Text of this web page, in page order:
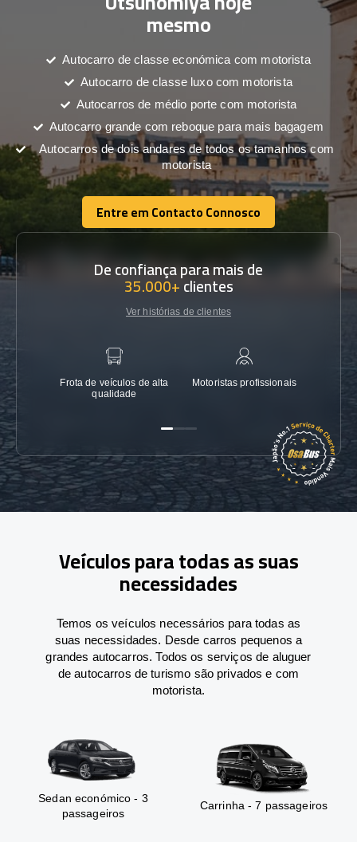
mesmo
Autocarro de classe económica com motorista
Autocarro de classe luxo com motorista
Autocarros de médio porte com motorista
Autocarro grande com reboque para mais bagagem
Autocarros de dois andares de todos os tamanhos com
motorista
Entre em Contacto Connosco
Entre em Contacto Connosco
De confiança para mais de
35.000+clientes
Ver histórias de clientes
Frota de veículos de alta
qualidade
Motoristas profissionais
Veículos para todas as suas
necessidades
Temos os veículos necessários para todas as
suas necessidades. Desde carros pequenos a
grandes autocarros. Todos os serviços de aluguer
de autocarros de turismo são privados e com
motorista.
Sedan económico - 3
passageiros
Carrinha - 7 passageiros